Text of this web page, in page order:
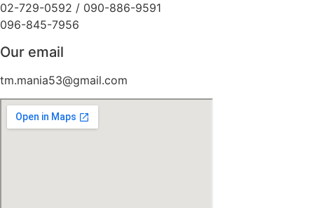
02-729-0592 / 090-886-9591
096-845-7956
Our email
tm.mania53@gmail.com